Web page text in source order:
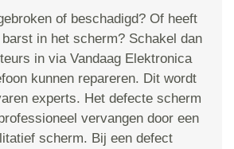
of beschadigd? Of heeft
in het scherm? Schakel dan
in via Vandaag Elektronica
kunnen repareren. Dit wordt
experts. Het defecte scherm
vervangen door een
scherm. Bij een defect